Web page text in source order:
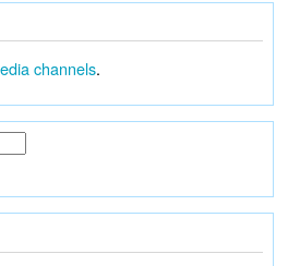
channels.